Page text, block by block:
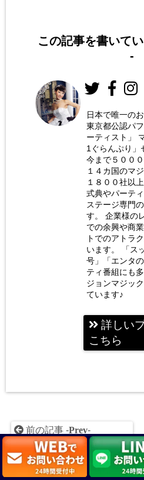
この記事を書いて
-
日本で唯一の
東京都公認パ
ーティスト」
1ぐらんぷり」
今まで５００
１４カ国のマ
１８００社以
式典やパーテ
ステージ専門
す。 企業様の
での余興や商
トでのアトラ
います。 「ス
号」「エンタ
ティ番組にも
ジョンマジッ
ています♪
詳しい
こちら
前の記事 -Prev-
京都芸術大学大学院
芸術修士取得のお知ら
せ